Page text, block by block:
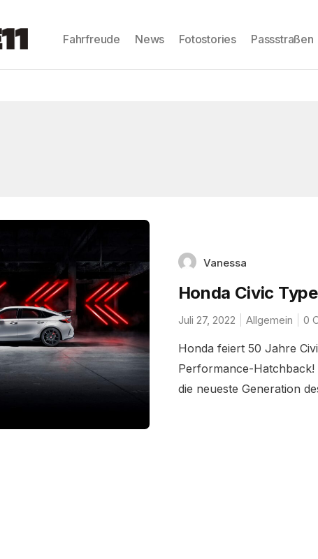
Fahrfreude News Fotostories Passstraßen
Vanessa
Honda Civic
Juli 27, 2022 Allgemein 0
Honda feiert 50 Jahre
Performance-Hatchback!
die neueste Generation